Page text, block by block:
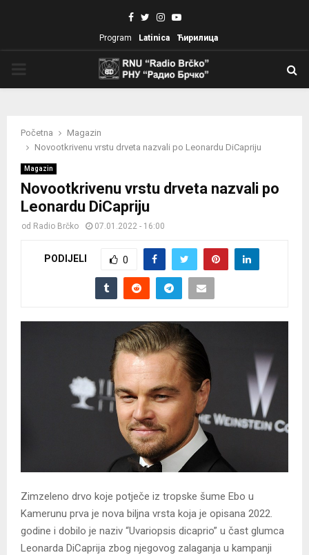
Facebook
TwitterInstagram
Youtube
Program Latinica Ћирилица
Početna
Magazin
Novootkrivenu vrstu drveta nazvali po Leonardu DiCapriju
Magazin
Novootkrivenu vrstu drveta nazvali po
Leonardu DiCapriju
od Radio Brčko 07.01.2022 - 16:00
PODIJELI 0
Zimzeleno drvo koje potječe iz tropske šume Ebo u
Kamerunu prva je nova biljna vrsta koja je opisana 2022.
godine i dobilo je naziv “Uvariopsis dicaprio” u čast glumca
Leonarda DiCaprija zbog njegovog zalaganja u kampanji